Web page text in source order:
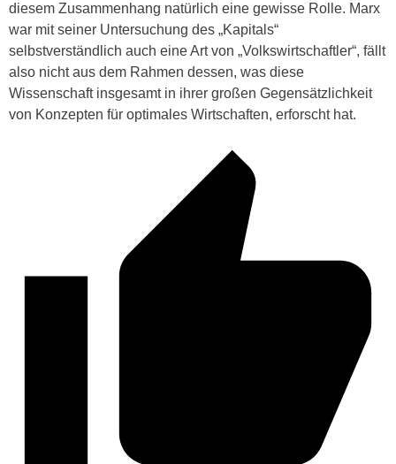
diesem Zusammenhang natürlich eine gewisse Rolle. Marx
war mit seiner Untersuchung des „Kapitals“
selbstverständlich auch eine Art von „Volkswirtschaftler“, fällt
also nicht aus dem Rahmen dessen, was diese
Wissenschaft insgesamt in ihrer großen Gegensätzlichkeit
von Konzepten für optimales Wirtschaften, erforscht hat.